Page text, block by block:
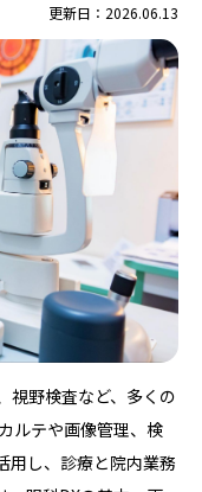
更新日：2026.06.13
視野検査など、多くの
ルテや画像管理、検
用し、診療と院内業務